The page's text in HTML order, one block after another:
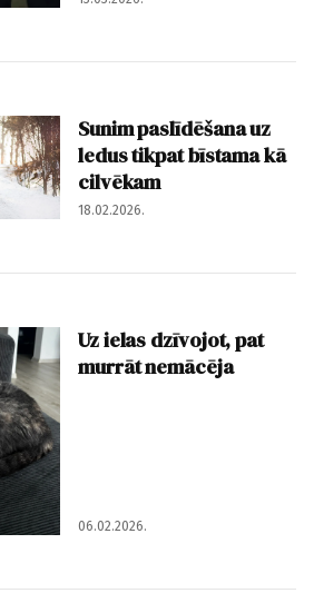
Sunim paslīdēšana uz
ledus tikpat bīstama kā
cilvēkam
18.02.2026.
Uz ielas dzīvojot, pat
murrāt nemācēja
06.02.2026.